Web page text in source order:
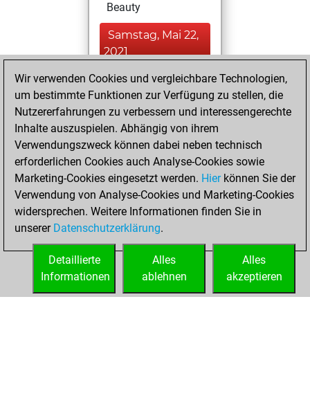
Beauty
Samstag, Mai 22,
2021
You achieved a
BeautyScore of 28
Fritz
achieved a new Elo
of 1584
Sonntag, Mai 9,
2021
You created
your Fritz account
Wir verwenden Cookies und vergleichbare Technologien,
um bestimmte Funktionen zur Verfügung zu stellen, die
Nutzererfahrungen zu verbessern und interessengerechte
Inhalte auszuspielen. Abhängig von ihrem
Verwendungszweck können dabei neben technisch
erforderlichen Cookies auch Analyse-Cookies sowie
Marketing-Cookies eingesetzt werden. Hierkönnen Sie der
Verwendung von Analyse-Cookies und Marketing-Cookies
widersprechen. Weitere Informationen finden Sie in
unserer Datenschutzerklärung.
Alles
akzeptieren
Alles
ablehnen
Detaillierte
Informationen